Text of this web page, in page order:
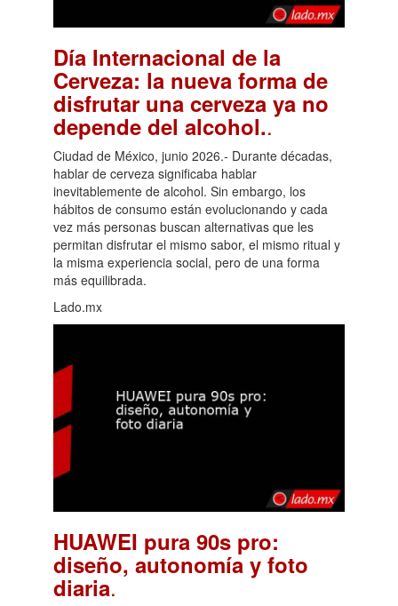
Día Internacional de la
Cerveza: la nueva forma de
disfrutar una cerveza ya no
depende del alcohol..
Ciudad de México, junio 2026.- Durante décadas,
hablar de cerveza significaba hablar
inevitablemente de alcohol. Sin embargo, los
hábitos de consumo están evolucionando y cada
vez más personas buscan alternativas que les
permitan disfrutar el mismo sabor, el mismo ritual y
la misma experiencia social, pero de una forma
más equilibrada.
Lado.mx
HUAWEI pura 90s pro:
diseño, autonomía y foto
diaria.